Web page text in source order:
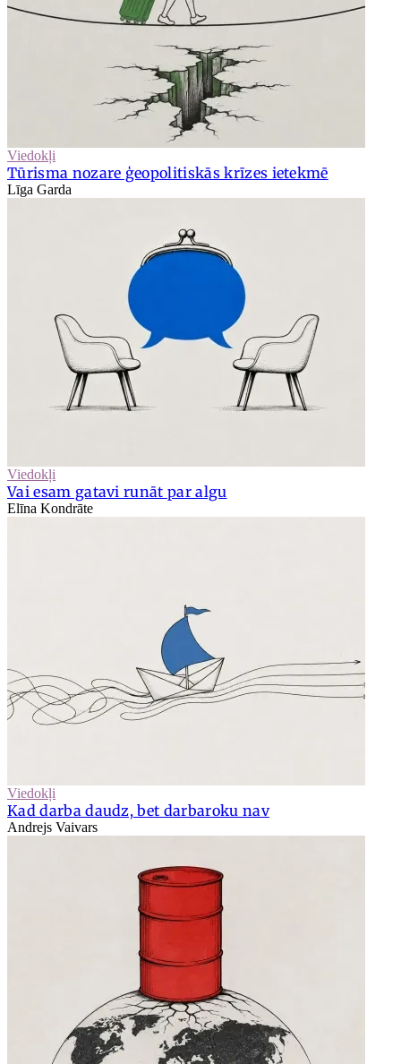
Viedokļi
Tūrisma nozare ģeopolitiskās krīzes ietekmē
Līga Garda
Viedokļi
Vai esam gatavi runāt par algu
Elīna Kondrāte
Viedokļi
Kad darba daudz, bet darbaroku nav
Andrejs Vaivars